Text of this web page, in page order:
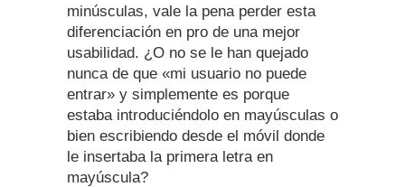
minúsculas, vale la pena perder esta
diferenciación en pro de una mejor
usabilidad. ¿O no se le han quejado
nunca de que «mi usuario no puede
entrar» y simplemente es porque
estaba introduciéndolo en mayúsculas o
bien escribiendo desde el móvil donde
le insertaba la primera letra en
mayúscula?